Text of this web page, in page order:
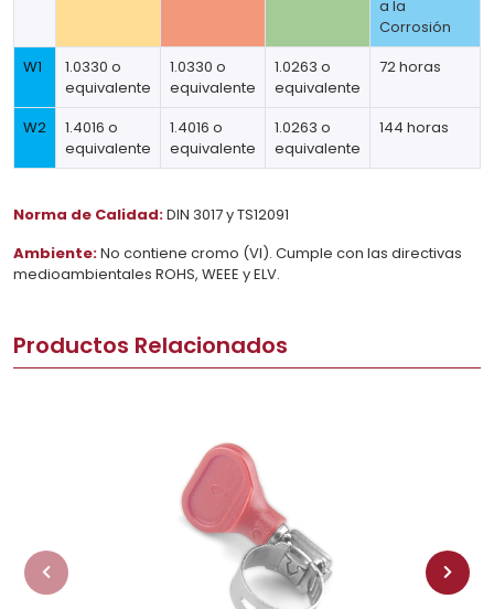
a la
Corrosión
W1
1.0330 o
equivalente
1.0330 o
equivalente
1.0263 o
equivalente
72 horas
W2
1.4016 o
equivalente
1.4016 o
equivalente
1.0263 o
equivalente
144 horas
Norma de Calidad:DIN 3017 y TS12091
Ambiente:No contiene cromo (VI). Cumple con las directivas
medioambientales ROHS, WEEE y ELV.
Productos Relacionados